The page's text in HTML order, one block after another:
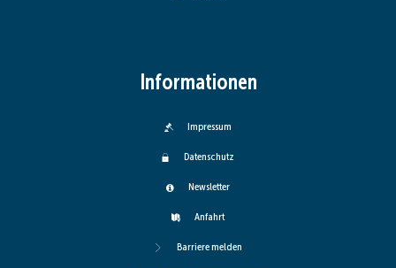
Informationen
Impressum
Datenschutz
Newsletter
Anfahrt
Barriere melden